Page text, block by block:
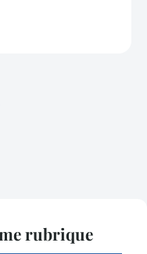
rubrique